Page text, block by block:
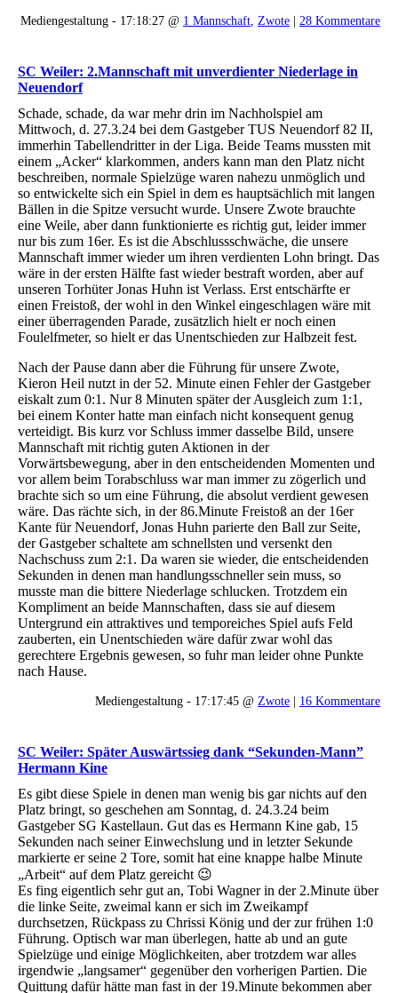
Mediengestaltung - 17:18:27 @ 1 Mannschaft, Zwote | 28 Kommentare
SC Weiler: 2.Mannschaft mit unverdienter Niederlage in
Neuendorf
Schade, schade, da war mehr drin im Nachholspiel am
Mittwoch, d. 27.3.24 bei dem Gastgeber TUS Neuendorf 82 II,
immerhin Tabellendritter in der Liga. Beide Teams mussten mit
einem „Acker“ klarkommen, anders kann man den Platz nicht
beschreiben, normale Spielzüge waren nahezu unmöglich und
so entwickelte sich ein Spiel in dem es hauptsächlich mit langen
Bällen in die Spitze versucht wurde. Unsere Zwote brauchte
eine Weile, aber dann funktionierte es richtig gut, leider immer
nur bis zum 16er. Es ist die Abschlussschwäche, die unsere
Mannschaft immer wieder um ihren verdienten Lohn bringt. Das
wäre in der ersten Hälfte fast wieder bestraft worden, aber auf
unseren Torhüter Jonas Huhn ist Verlass. Erst entschärfte er
einen Freistoß, der wohl in den Winkel eingeschlagen wäre mit
einer überragenden Parade, zusätzlich hielt er noch einen
Foulelfmeter, so hielt er das Unentschieden zur Halbzeit fest.
Nach der Pause dann aber die Führung für unsere Zwote,
Kieron Heil nutzt in der 52. Minute einen Fehler der Gastgeber
eiskalt zum 0:1. Nur 8 Minuten später der Ausgleich zum 1:1,
bei einem Konter hatte man einfach nicht konsequent genug
verteidigt. Bis kurz vor Schluss immer dasselbe Bild, unsere
Mannschaft mit richtig guten Aktionen in der
Vorwärtsbewegung, aber in den entscheidenden Momenten und
vor allem beim Torabschluss war man immer zu zögerlich und
brachte sich so um eine Führung, die absolut verdient gewesen
wäre. Das rächte sich, in der 86.Minute Freistoß an der 16er
Kante für Neuendorf, Jonas Huhn parierte den Ball zur Seite,
der Gastgeber schaltete am schnellsten und versenkt den
Nachschuss zum 2:1. Da waren sie wieder, die entscheidenden
Sekunden in denen man handlungsschneller sein muss, so
musste man die bittere Niederlage schlucken. Trotzdem ein
Kompliment an beide Mannschaften, dass sie auf diesem
Untergrund ein attraktives und temporeiches Spiel aufs Feld
zauberten, ein Unentschieden wäre dafür zwar wohl das
gerechtere Ergebnis gewesen, so fuhr man leider ohne Punkte
nach Hause.
Mediengestaltung - 17:17:45 @ Zwote | 16 Kommentare
SC Weiler: Später Auswärtssieg dank “Sekunden-Mann”
Hermann Kine
Es gibt diese Spiele in denen man wenig bis gar nichts auf den
Platz bringt, so geschehen am Sonntag, d. 24.3.24 beim
Gastgeber SG Kastellaun. Gut das es Hermann Kine gab, 15
Sekunden nach seiner Einwechslung und in letzter Sekunde
markierte er seine 2 Tore, somit hat eine knappe halbe Minute
„Arbeit“ auf dem Platz gereicht 😉
Es fing eigentlich sehr gut an, Tobi Wagner in der 2.Minute über
die linke Seite, zweimal kann er sich im Zweikampf
durchsetzen, Rückpass zu Chrissi König und der zur frühen 1:0
Führung. Optisch war man überlegen, hatte ab und an gute
Spielzüge und einige Möglichkeiten, aber trotzdem war alles
irgendwie „langsamer“ gegenüber den vorherigen Partien. Die
Quittung dafür hätte man fast in der 19.Minute bekommen aber